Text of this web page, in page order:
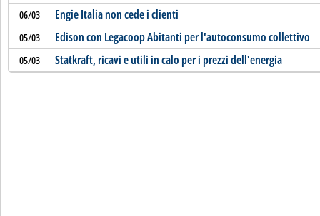
06/03 Engie Italia non cede i clienti
05/03 Edison con Legacoop Abitanti per l'autoconsumo collettivo
05/03 Statkraft, ricavi e utili in calo per i prezzi dell'energia